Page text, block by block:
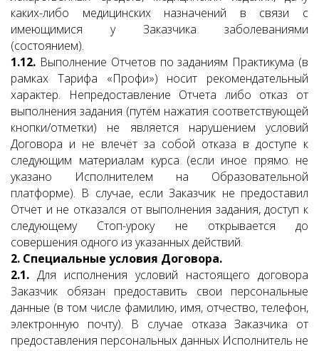
каких-либо медицинских назначений в связи с
имеющимися у Заказчика заболеваниями
(состоянием).
1.12. Выполнение Отчетов по заданиям Практикума (в
рамках Тарифа «Профи») носит рекомендательный
характер. Непредоставление Отчета либо отказ от
выполнения задания (путём нажатия соответствующей
кнопки/отметки) не является нарушением условий
Договора и не влечёт за собой отказа в доступе к
следующим материалам курса (если иное прямо не
указано Исполнителем на Образовательной
платформе). В случае, если Заказчик не предоставил
Отчет и не отказался от выполнения задания, доступ к
следующему Стоп-уроку не открывается до
совершения одного из указанных действий.
2. Специальные условия Договора.
2.1. Для исполнения условий настоящего договора
Заказчик обязан предоставить свои персональные
данные (в том числе фамилию, имя, отчество, телефон,
электронную почту). В случае отказа Заказчика от
предоставления персональных данных Исполнитель не